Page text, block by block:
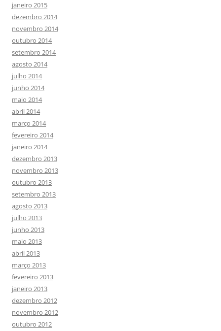
janeiro 2015
dezembro 2014
novembro 2014
outubro 2014
setembro 2014
agosto 2014
julho 2014
junho 2014
maio 2014
abril 2014
março 2014
fevereiro 2014
janeiro 2014
dezembro 2013
novembro 2013
outubro 2013
setembro 2013
agosto 2013
julho 2013
junho 2013
maio 2013
abril 2013
março 2013
fevereiro 2013
janeiro 2013
dezembro 2012
novembro 2012
outubro 2012